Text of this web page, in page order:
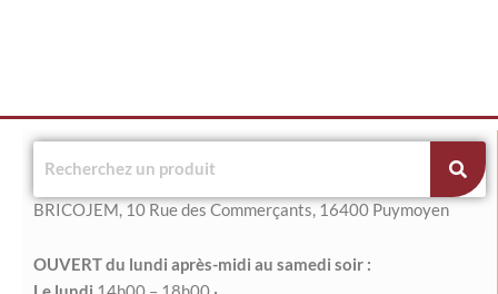
BRICOJEM, 10 Rue des Commerçants, 16400 Puymoyen
OUVERT du lundi après-midi au samedi soir :